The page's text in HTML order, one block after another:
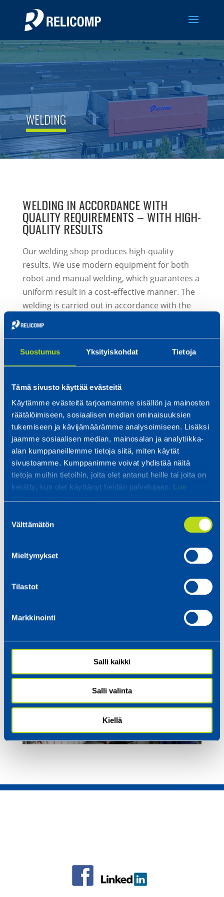
Suostumus Yksityiskohdat Tietoja
Tämä sivusto käyttää evästeitä
Käytämme evästeitä tarjoamamme sisällön ja mainosten
räätälöimiseen, sosiaalisen median ominaisuuksien
tukemiseen ja kävijämäärämme analysoimiseen. Lisäksi
jaamme sosiaalisen median, mainosalan ja analytiikka-
alan kumppaneillemme tietoja siitä, miten käytät
sivustoamme. Kumppanimme voivat yhdistää näitä
tietoja muihin tietoihin, joita olet antanut heille tai joita on
kerätty, kun olet käyttänyt heidän palvelujaan. Lue
valinta
Välttämätön
Mieltymykset
Tilastot
Markkinointi
Salli kaikki
Salli valinta
Kiellä
WELDING
WELDING IN ACCORDANCE WITH
QUALITY REQUIREMENTS – WITH HIGH-
QUALITY RESULTS
Our welding shop produces high-quality
results. We use modern equipment for both
robot and manual welding, which guarantees a
uniform result in a cost-effective manner. The
welding is carried out in accordance with the
Our welding shop employs skilled welders and
three IWS welding coordinators. All our welders
with SFS-EN ISO 9606-1.
The welding techniques we use:
manual and robotic MIG/MAG welding
TIG welding
spot welding
arc stud welding and arc brazing